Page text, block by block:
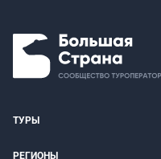
ТУРЫ
РЕГИОНЫ